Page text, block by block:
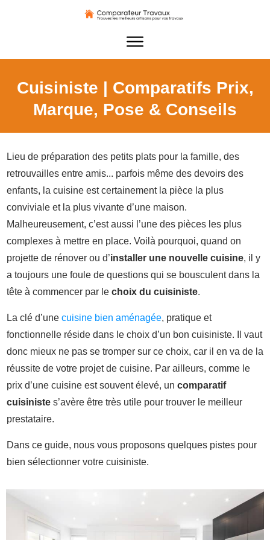
Cuisiniste | Comparatifs Prix,
Marque, Pose & Conseils
Lieu de préparation des petits plats pour la famille, des
retrouvailles entre amis... parfois même des devoirs des
enfants, la cuisine est certainement la pièce la plus
conviviale et la plus vivante d’une maison.
Malheureusement, c’est aussi l’une des pièces les plus
complexes à mettre en place. Voilà pourquoi, quand on
projette de rénover ou d’installer une nouvelle cuisine, il y
a toujours une foule de questions qui se bousculent dans la
tête à commencer par le choix du cuisiniste.
La clé d’une cuisine bien aménagée, pratique et
fonctionnelle réside dans le choix d’un bon cuisiniste. Il vaut
donc mieux ne pas se tromper sur ce choix, car il en va de la
réussite de votre projet de cuisine. Par ailleurs, comme le
prix d’une cuisine est souvent élevé, un comparatif
cuisiniste s’avère être très utile pour trouver le meilleur
prestataire.
Dans ce guide, nous vous proposons quelques pistes pour
bien sélectionner votre cuisiniste.